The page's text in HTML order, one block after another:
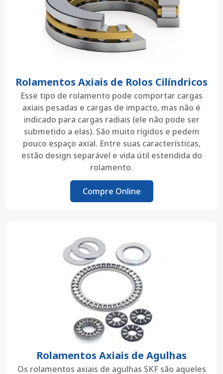
Rolamentos Axiais de Rolos Cilíndricos
Esse tipo de rolamento pode comportar cargas
axiais pesadas e cargas de impacto, mas não é
indicado para cargas radiais (ele não pode ser
submetido a elas). São muito rígidos e pedem
pouco espaço axial. Entre suas características,
estão design separável e vida útil estendida do
rolamento.
Compre Online
Rolamentos Axiais de Agulhas
Os rolamentos axiais de agulhas SKF são aqueles